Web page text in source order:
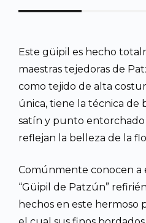
Este güipil es hecho
maestras tejedoras de
como tejido de alta
única, tiene la técnica
satín y punto entorchado
reflejan la belleza de la
Comúnmente conocen a
“Güipil de Patzún”
hechos en este hermoso